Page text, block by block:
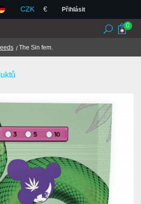
CZK € Přihlásit
Seedbanky
koření a bylinky
TCM
podmínky
GDPR
0
The Sin fem.